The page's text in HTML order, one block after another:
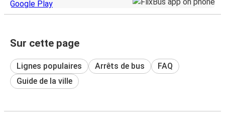
Sur cette page
Lignes populaires Arrêts de bus
FAQ
Guide de la ville